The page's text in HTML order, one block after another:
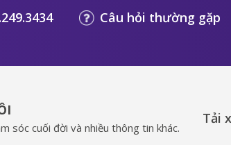
Câu hỏi thường gặp
sóc cuối đời và nhiều thông tin khác.
Tải